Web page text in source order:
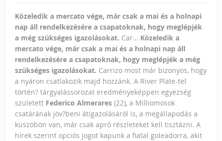
Közeledik a mercato vége, már csak a mai és a holnapi
nap áll rendelkezésére a csapatoknak, hogy meglépjék
a még szükséges igazolásokat. Car… Közeledik a
mercato vége, már csak a mai és a holnapi nap áll
rendelkezésére a csapatoknak, hogy meglépjék a még
szükséges igazolásokat. Carrizo most már bizonyos, hogy
a nyáron csatlakozik majd hozzánk. A River Plate-tel
történ? tárgyalássorozat eredményeképpen egyezség
született Federico Almerares(22), a Milliomosok
csatárának jöv?beni átigazolásáról is, a megállapodás a
küszöbön van, már csak apró részleteket kell tisztázni. A
hírek szerint opciós jogot kapunk a fiatal goleadorra, akit